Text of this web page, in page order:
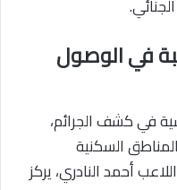
في الوصول
في كشف الجرائم،
السكنية
أحمد النادري، يركز